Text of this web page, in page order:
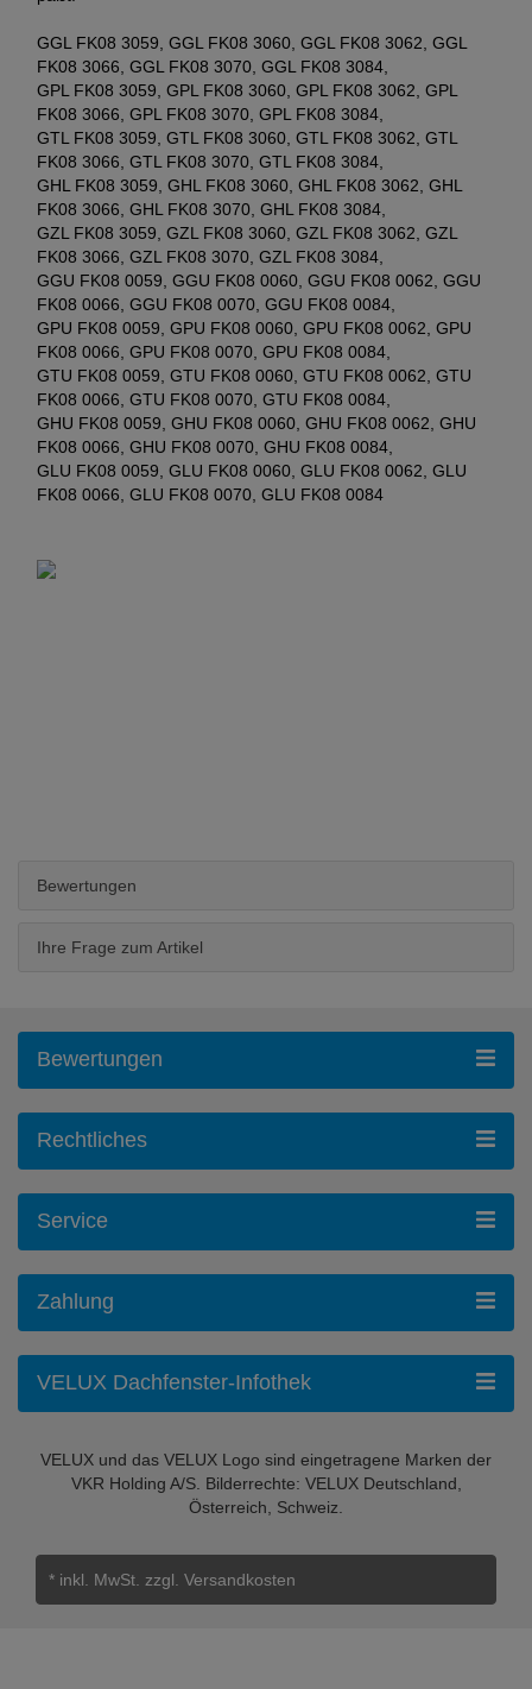
GGL FK08 3059, GGL FK08 3060, GGL FK08 3062, GGL
FK08 3066, GGL FK08 3070, GGL FK08 3084,
GPL FK08 3059, GPL FK08 3060, GPL FK08 3062, GPL
FK08 3066, GPL FK08 3070, GPL FK08 3084,
GTL FK08 3059, GTL FK08 3060, GTL FK08 3062, GTL
FK08 3066, GTL FK08 3070, GTL FK08 3084,
GHL FK08 3059, GHL FK08 3060, GHL FK08 3062, GHL
FK08 3066, GHL FK08 3070, GHL FK08 3084,
GZL FK08 3059, GZL FK08 3060, GZL FK08 3062, GZL
FK08 3066, GZL FK08 3070, GZL FK08 3084,
GGU FK08 0059, GGU FK08 0060, GGU FK08 0062, GGU
FK08 0066, GGU FK08 0070, GGU FK08 0084,
GPU FK08 0059, GPU FK08 0060, GPU FK08 0062, GPU
FK08 0066, GPU FK08 0070, GPU FK08 0084,
GTU FK08 0059, GTU FK08 0060, GTU FK08 0062, GTU
FK08 0066, GTU FK08 0070, GTU FK08 0084,
GHU FK08 0059, GHU FK08 0060, GHU FK08 0062, GHU
FK08 0066, GHU FK08 0070, GHU FK08 0084,
GLU FK08 0059, GLU FK08 0060, GLU FK08 0062, GLU
FK08 0066, GLU FK08 0070, GLU FK08 0084
Bewertungen
Ihre Frage zum Artikel
Bewertungen
Rechtliches
Service
Zahlung
VELUX Dachfenster-Infothek
VELUX und das VELUX Logo sind eingetragene Marken der
VKR Holding A/S. Bilderrechte: VELUX Deutschland,
Österreich, Schweiz.
* inkl. MwSt. zzgl. Versandkosten